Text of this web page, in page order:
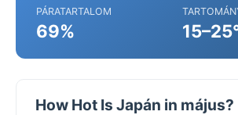
PÁRATARTALOM
69%
How Hot Is Japán in május?